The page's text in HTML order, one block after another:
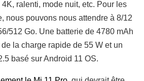
ralenti, mode nuit, etc. Pour les
nous pouvons nous attendre à 8/12
512 Go. Une batterie de 4780 mAh
la charge rapide de 55 W et un
basé sur Android 11 OS.